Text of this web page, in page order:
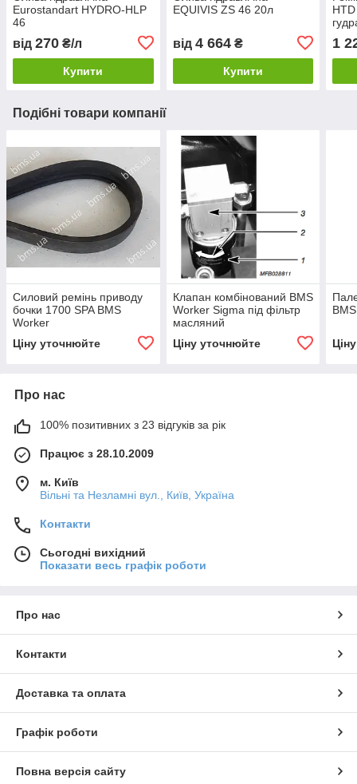
Eurostandart HYDRO-HLP
46
від 270 ₴/л
Купити
EQUIVIS ZS 46 20л
від 4 664₴
Купити
1
Подібні товари компанії
Силовий ремінь приводу
бочки 1700 SPA BMS
Worker
Ціну уточнюйте
Клапан комбінований BMS
Worker Sigma під фільтр
масляний
Ціну уточнюйте
Про нас
100% позитивних з 23 відгуків за рік
Працює з 28.10.2009
м. Київ
Вільні та Незламні вул., Київ, Україна
Контакти
Сьогодні вихідний
Показати весь графік роботи
Про нас
Контакти
Доставка та оплата
Графік роботи
Повна версія сайту